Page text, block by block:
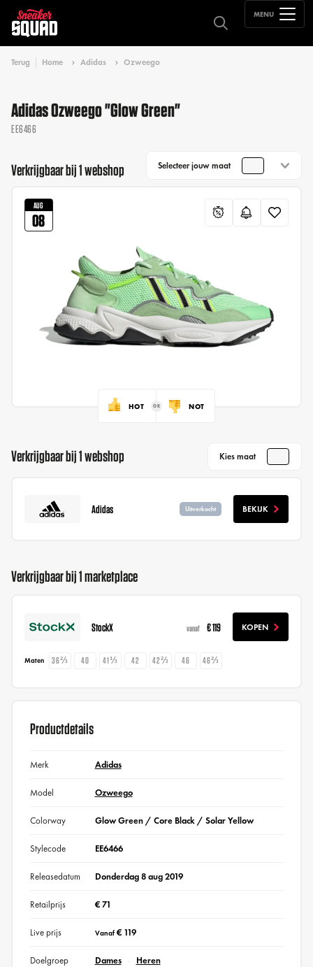
MENU
Terug Home Adidas Ozweego
Adidas Ozweego "Glow Green"
EE6466
Verkrijgbaar bij 1 webshop Selecteer jouw maat
AUG
08
HOT NOT
Verkrijgbaar bij 1 webshop Kies maat
Adidas Uitverkocht BEKIJK
Verkrijgbaar bij 1 marketplace
StockX vanaf € 119 KOPEN
Maten 36⅔ 40 41⅓ 42 42⅔ 46 46⅔
Productdetails
Merk Adidas
Model Ozweego
Colorway Glow Green / Core Black / Solar Yellow
Stylecode EE6466
Releasedatum Donderdag 8 aug 2019
Retailprijs € 71
Live prijs Vanaf€ 119
Doelgroep Dames Heren